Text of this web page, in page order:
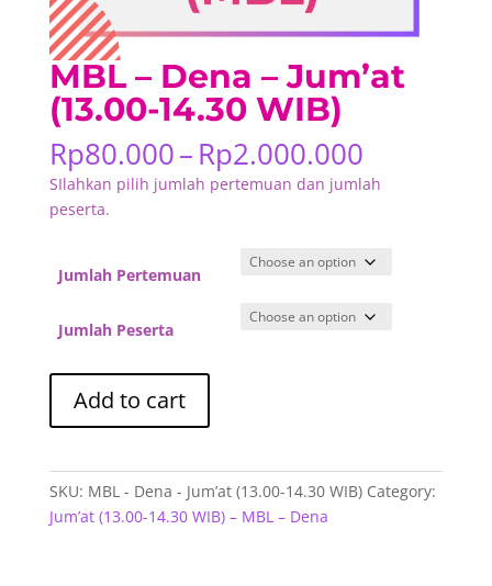
MBL – Dena – Jum’at
(13.00-14.30 WIB)
Rp80.000–Rp2.000.000Price
range:
Rp80.000
SIlahkan pilih jumlah pertemuan dan jumlah
peserta.
Jumlah Pertemuan
Jumlah Peserta
Jum’at
(13.00-
Add to cart
SKU: MBL - Dena - Jum’at (13.00-14.30 WIB) Category:
Jum’at (13.00-14.30 WIB) – MBL – Dena